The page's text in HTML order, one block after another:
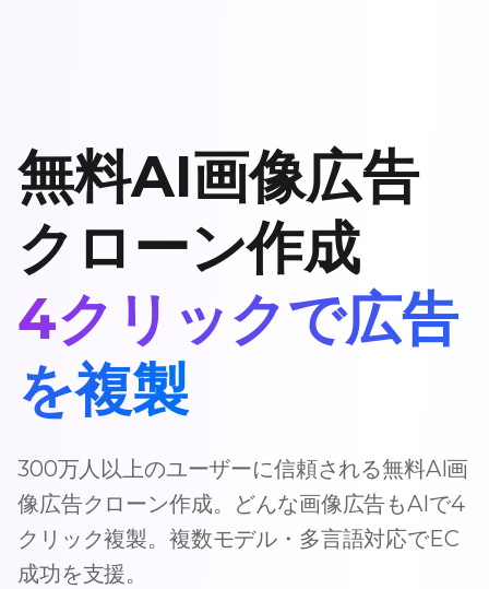
無料AI画像広告
クローン作成
4クリックで広告
を複製
300万人以上のユーザーに信頼される無料AI画
像広告クローン作成。どんな画像広告もAIで4
クリック複製。複数モデル・多言語対応でEC
成功を支援。